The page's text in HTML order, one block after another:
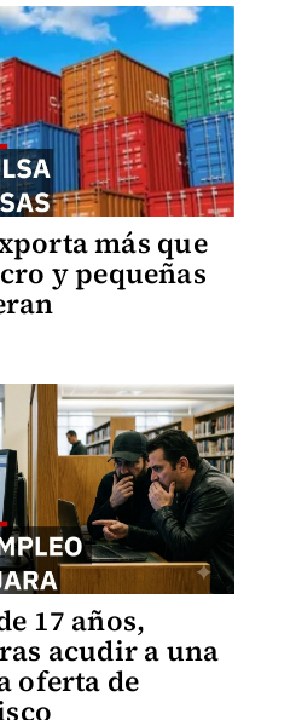
más que
y pequeñas
17 años,
acudir a una
oferta de